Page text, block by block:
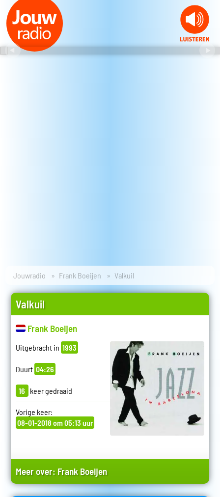
Jouwradio Frank Boeijen Valkuil
Valkuil
Frank Boeijen
Uitgebracht in 1993
Duurt 04:26
16 keer gedraaid
Vorige keer:
08-01-2018 om 05:13 uur
Meer over: Frank Boeijen